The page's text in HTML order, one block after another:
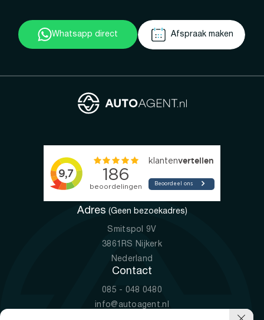
Whatsapp direct Afspraak maken
Adres (Geen bezoekadres)
Smitspol 9V
3861RS Nijkerk
Nederland
Contact
085 - 048 0480
info@autoagent.nl